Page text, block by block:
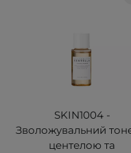
SKIN1004 -
Зволожувальний
центелою та